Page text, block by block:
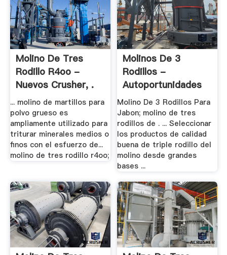
Molino De Tres
Rodillo R4oo -
Nuevos Crusher, .
... molino de martillos para
polvo grueso es
ampliamente utilizado para
triturar minerales medios o
finos con el esfuerzo de...
molino de tres rodillo r4oo;
Molinos De 3
Rodillos -
Autoportunidades
Molino De 3 Rodillos Para
Jabon; molino de tres
rodillos de . ... Seleccionar
los productos de calidad
buena de triple rodillo del
molino desde grandes
bases ...